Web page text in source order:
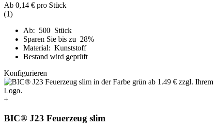
Ab 0,14 € pro Stück
(1)
Ab: 500 Stück
Sparen Sie bis zu 28%
Material: Kunststoff
Bestand wird geprüft
Konfigurieren
+
BIC® J23 Feuerzeug slim